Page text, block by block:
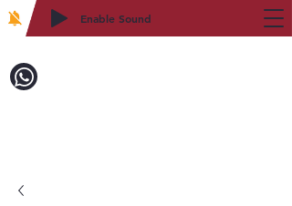
Enable Sound